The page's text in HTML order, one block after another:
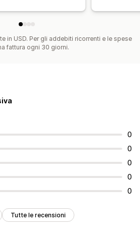
in USD. Per gli addebiti ricorrenti e le spese
fattura ogni 30 giorni.
0
0
0
0
0
Tutte le recensioni